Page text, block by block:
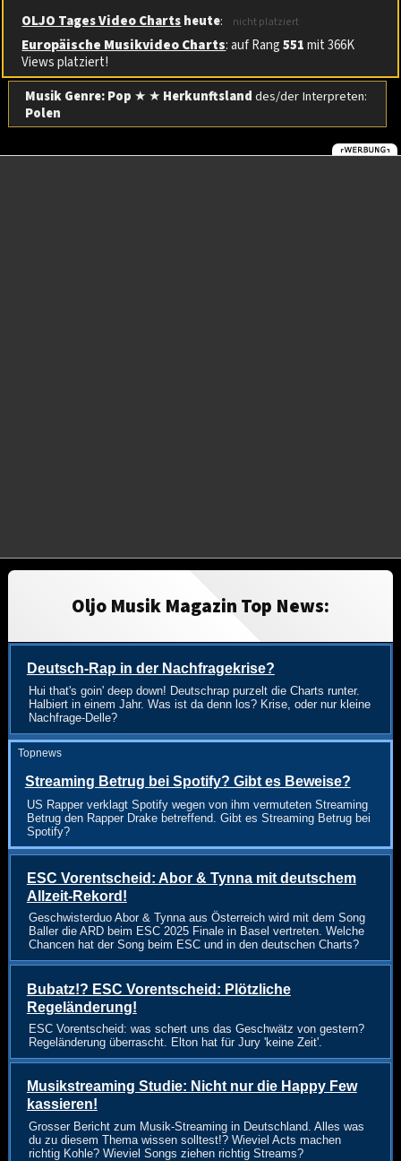
OLJO Tages Video Chartsheute: nicht platziert
Europäische Musikvideo Charts: auf Rang551mit 366K
Views platziert!
Musik Genre: Pop ★ ★ Herkunftslanddes/der Interpreten:
Polen
Oljo Musik Magazin Top News:
Deutsch-Rap in der Nachfragekrise?
Hui that's goin' deep down! Deutschrap purzelt die Charts runter.
Halbiert in einem Jahr. Was ist da denn los? Krise, oder nur kleine
Nachfrage-Delle?
Topnews
Streaming Betrug bei Spotify? Gibt es Beweise?
US Rapper verklagt Spotify wegen von ihm vermuteten Streaming
Betrug den Rapper Drake betreffend. Gibt es Streaming Betrug bei
Spotify?
ESC Vorentscheid: Abor & Tynna mit deutschem
Allzeit-Rekord!
Geschwisterduo Abor & Tynna aus Österreich wird mit dem Song
Baller die ARD beim ESC 2025 Finale in Basel vertreten. Welche
Chancen hat der Song beim ESC und in den deutschen Charts?
Bubatz!? ESC Vorentscheid: Plötzliche
Regeländerung!
ESC Vorentscheid: was schert uns das Geschwätz von gestern?
Regeländerung überrascht. Elton hat für Jury 'keine Zeit'.
Musikstreaming Studie: Nicht nur die Happy Few
kassieren!
Grosser Bericht zum Musik-Streaming in Deutschland. Alles was
du zu diesem Thema wissen solltest!? Wieviel Acts machen
richtig Kohle? Wieviel Songs ziehen richtig Streams?